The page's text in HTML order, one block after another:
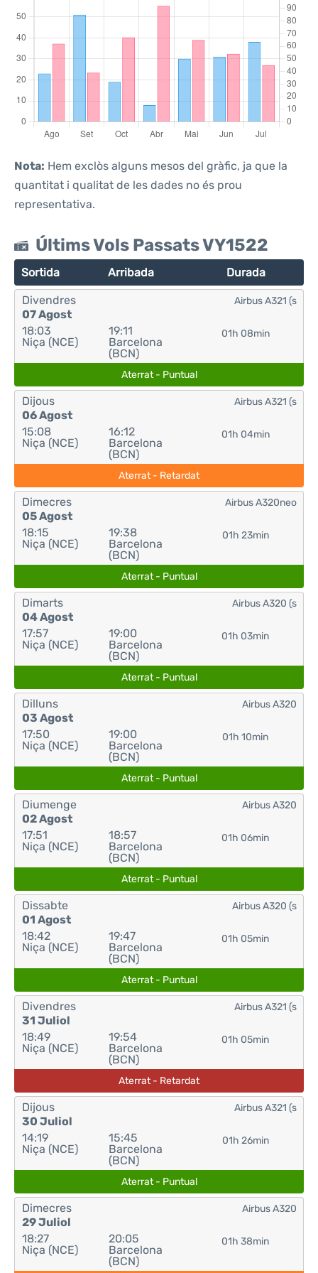
Nota: Hem exclòs alguns mesos del gràfic, ja que la
quantitat i qualitat de les dades no és prou
representativa.
Últims Vols Passats VY1522
Sortida Arribada Durada
Divendres
07 Agost
18:03
Niça (NCE)
19:11
Barcelona
(BCN)
01h 08min
Airbus A321 (s
Aterrat - Puntual
Dijous
06 Agost
15:08
Niça (NCE)
16:12
Barcelona
(BCN)
01h 04min
Airbus A321 (s
Aterrat - Retardat
Dimecres
05 Agost
18:15
Niça (NCE)
19:38
Barcelona
(BCN)
01h 23min
Airbus A320neo
Aterrat - Puntual
Dimarts
04 Agost
17:57
Niça (NCE)
19:00
Barcelona
(BCN)
01h 03min
Airbus A320 (s
Aterrat - Puntual
Dilluns
03 Agost
17:50
Niça (NCE)
19:00
Barcelona
(BCN)
01h 10min
Airbus A320
Aterrat - Puntual
Diumenge
02 Agost
17:51
Niça (NCE)
18:57
Barcelona
(BCN)
01h 06min
Airbus A320
Aterrat - Puntual
Dissabte
01 Agost
18:42
Niça (NCE)
19:47
Barcelona
(BCN)
01h 05min
Airbus A320 (s
Aterrat - Puntual
Divendres
31 Juliol
18:49
Niça (NCE)
19:54
Barcelona
(BCN)
01h 05min
Airbus A321 (s
Aterrat - Retardat
Dijous
30 Juliol
14:19
Niça (NCE)
15:45
Barcelona
(BCN)
01h 26min
Airbus A321 (s
Aterrat - Puntual
Dimecres
29 Juliol
18:27
Niça (NCE)
20:05
Barcelona
(BCN)
01h 38min
Airbus A320